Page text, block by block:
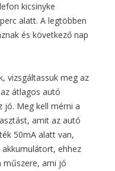
kicsinyke
alatt. A legtöbben
és következő nap
vizsgáltassuk meg az
átlagos autó
jó. Meg kell mérni a
amit az autó
50mA alatt van,
ehhez
műszere, ami jó